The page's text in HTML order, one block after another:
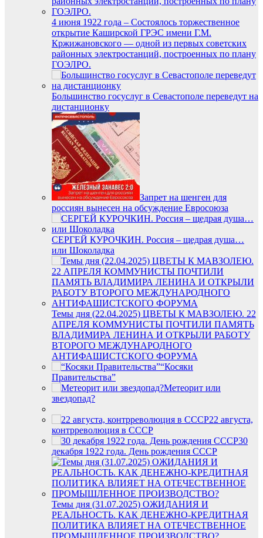
4 июня 1922 года – Состоялось торжественное
открытие Каширской ГРЭС имени Г.М.
Кржижановского — одной из первых советских
районных электростанций, построенных по плану
ГОЭЛРО.
Большинство госуслуг в Севастополе переведут на
дистанционку
Запрет на шенген для
россиян вынесен на обсуждение Евросоюза
СЕРГЕЙ КУРОЧКИН. Россия – щедрая душа…
или Шоколадка
Темы дня (22.04.2025) ЦВЕТЫ К МАВЗОЛЕЮ. 22
АПРЕЛЯ КОММУНИСТЫ ПОЧТИЛИ ПАМЯТЬ
ВЛАДИМИРА ЛЕНИНА И ОТКРЫЛИ РАБОТУ
ВТОРОГО МЕЖДУНАРОДНОГО
АНТИФАШИСТСКОГО ФОРУМА
“Косяки
Правительства”
Метеорит или
звездопад?
22 августа,
контрреволюция в СССР
30
декабря 1922 года. День рождения СССР
Темы дня (31.07.2025) ОЖИДАНИЯ И
РЕАЛЬНОСТЬ. КАК ДЕНЕЖНО-КРЕДИТНАЯ
ПОЛИТИКА ВЛИЯЕТ НА ОТЕЧЕСТВЕННОЕ
ПРОМЫШЛЕННОЕ ПРОИЗВОДСТВО?